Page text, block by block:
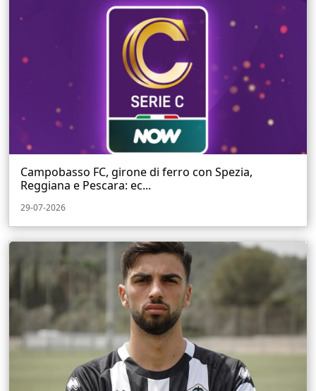
Campobasso FC, girone di ferro con Spezia,
Reggiana e Pescara: ec...
29-07-2026